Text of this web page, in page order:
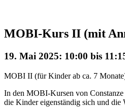
MOBI-Kurs II (mit
19. Mai 2025: 10:00 bis
MOBI II (für Kinder ab ca. 7
In den MOBI-Kursen von
die Kinder eigenständig sich und die